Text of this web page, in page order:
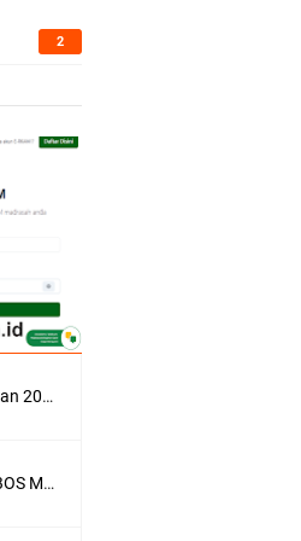
2
(Foto) Kegiatan PKKM Tahunan 2022/2023
Aplikasi Microsoft Excel LPJ BOS Madrasah Tahun 2021/2022